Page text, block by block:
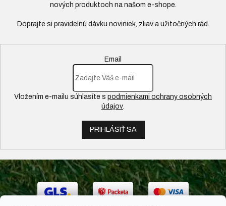
nových produktoch na našom e-shope.
Email
Vložením e-mailu súhlasíte s podmienkami ochrany osobných
údajov
PRIHLÁSIŤ SA